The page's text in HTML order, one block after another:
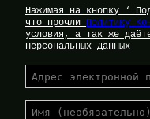
Нажимая на кнопку ‘
что прочли Политику
условия, а так же
Персональных Данных